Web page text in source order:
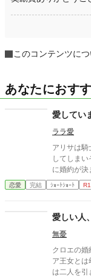
このコンテンツに
あなたにおす
愛してい
ララ愛
アリサは騎
してしま
に婚約が決
ていたのに
たまらない
恋愛 完結 ｼｮｰﾄｼｮｰﾄ
愛しい人
無憂
クロエの婚
ア王女とは
は二人を引